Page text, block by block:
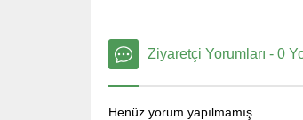
Ziyaretçi Yorumları - 0
Henüz yorum yapılmamış.